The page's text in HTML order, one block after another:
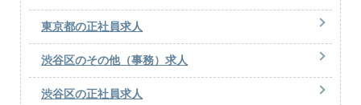
東京都の正社員求人
渋谷区のその他（事務）求人
渋谷区の正社員求人